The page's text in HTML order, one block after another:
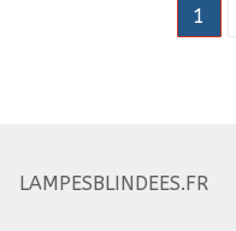
1
LAMPESBLINDEES.FR